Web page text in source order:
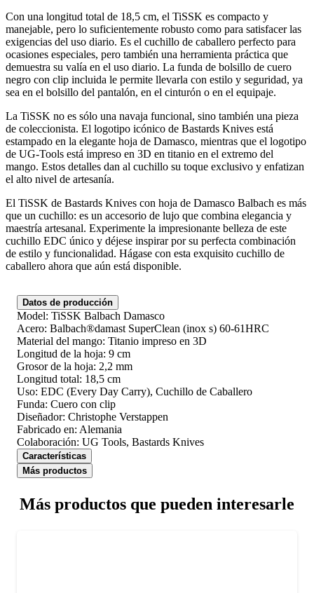
Con una longitud total de 18,5 cm, el TiSSK es compacto y
manejable, pero lo suficientemente robusto como para satisfacer las
exigencias del uso diario. Es el cuchillo de caballero perfecto para
ocasiones especiales, pero también una herramienta práctica que
demuestra su valía en el uso diario. La funda de bolsillo de cuero
negro con clip incluida le permite llevarla con estilo y seguridad, ya
sea en el bolsillo del pantalón, en el cinturón o en el equipaje.
La TiSSK no es sólo una navaja funcional, sino también una pieza
de coleccionista. El logotipo icónico de Bastards Knives está
estampado en la elegante hoja de Damasco, mientras que el logotipo
de UG-Tools está impreso en 3D en titanio en el extremo del
mango. Estos detalles dan al cuchillo su toque exclusivo y enfatizan
el alto nivel de artesanía.
El TiSSK de Bastards Knives con hoja de Damasco Balbach es más
que un cuchillo: es un accesorio de lujo que combina elegancia y
maestría artesanal. Experimente la impresionante belleza de este
cuchillo EDC único y déjese inspirar por su perfecta combinación
de estilo y funcionalidad. Hágase con esta exquisito cuchillo de
caballero ahora que aún está disponible.
Datos de producción
Model: TiSSK Balbach Damasco
Acero: Balbach®damast SuperClean (inox s) 60-61HRC
Material del mango: Titanio impreso en 3D
Longitud de la hoja: 9 cm
Grosor de la hoja: 2,2 mm
Longitud total: 18,5 cm
Uso: EDC (Every Day Carry), Cuchillo de Caballero
Funda: Cuero con clip
Diseñador: Christophe Verstappen
Fabricado en: Alemania
Colaboración: UG Tools, Bastards Knives
Características
Más productos
Más productos que pueden interesarle